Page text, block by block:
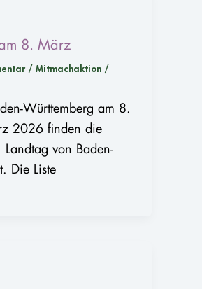
8. März
/ Mitmachaktion/
Württemberg am 8.
2026 finden die
von Baden-
Die Liste